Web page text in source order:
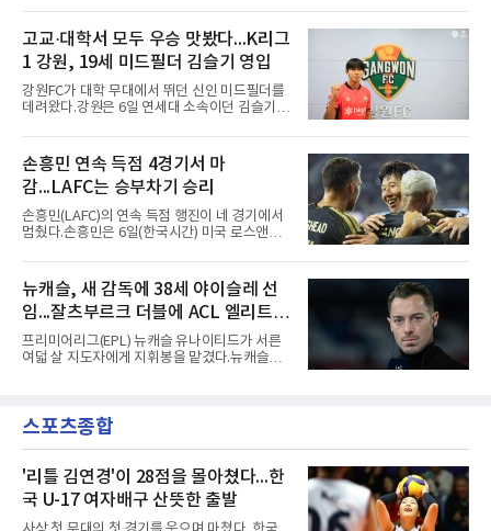
관심을 받았는데, 18개월간 이어진 재계약 협상
이 한때 교착됐기 때문이다. 그러
와 2026 쿠팡플레이 시리즈 친선 경기를 치른다.
구단 소집 명단에 이강인이 포함되면서 변수가
없는 한 그의 첫 출격은 서울이 된다.등번호부터
무게가 실렸다. 이강인은 첫 경기부터 7번을 단
다. 2010년대 팀의 전성기를 이끈 앙투안 그리즈
만이 달았던 번호다.합류 과정은 순탄치 않았다.
스페인으로 건너가려던 그는 병역 특례 행정 절
짧게 호흡을 맞춰 경기에 나선다.역할도 관심사
다. 유려한 탈압박과
고교·대학서 모두 우승 맛봤다...K리그
1 강원, 19세 미드필더 김슬기 영입
강원FC가 대학 무대에서 뛰던 신인 미드필더를
데려왔다.강원은 6일 연세대 소속이던 김슬기
조건을 갖췄다.이력은 우승으로 채워져 있다. 수
원고 시절 주축으로 활약하며 지난해 전국고등
리그와 추계전국고등대회 우승에 기여했고, 올
해 연세대 진학 후에는 춘계한산대첩기대학대회
정상에 올랐다. 2024년에는 17세 이하(U-17) 대
표팀 훈련에도 소집됐다.김슬기는 입단하게 돼
기쁘고 영광이라며 프로 무대에서도 성장해 팀
손흥민 연속 득점 4경기서 마
감...LAFC는 승부차기 승리
손흥민(LAFC)의 연속 득점 행진이 네 경기에서
멈췄다.손흥민은 6일(한국시간) 미국 로스앤젤
컵 리그 페이즈 1차전 치바스 과달라하라(멕시
코)전에 선발 출전했으나 공격포인트 없이 후반
41분 타일러 보이드와 교체됐다. 이날 골을 넣었
다면 공식전 5경기 연속 득점이었다. 다만 메이
저리그사커(MLS)에서 이어온 4경기 연속골 기
록은 유지된다.경기는 팽팽했다. 전반 38분 다비
드 마르티네스의 땅볼 크로스를 드니 부앙가가
으로 골대 오른쪽 하단을 찔러 균형을 맞췄다.승
부는 승부차기로 갈렸다. LAFC는
뉴캐슬, 새 감독에 38세 야이슬레 선
임...잘츠부르크 더블에 ACL 엘리트 2
연패 경력
프리미어리그(EPL) 뉴캐슬 유나이티드가 서른
여덟 살 지도자에게 지휘봉을 맡겼다.뉴캐슬은
럽 축구계에서 가장 촉망받는 젊은 감독을 데려
왔다고 밝혔다.이력은 이른 나이에 쌓였다. 서른
사령탑에 올라 첫 시즌 리그와 컵대회를 동시에
제패했고, 구단 역사상 처음으로 팀을 유럽축구
연맹(UEFA) 챔피언스리그 토너먼트에 올린 뒤
리그 2연패도 달성했다.아시아에서도 성과를 냈
스포츠종합
'리틀 김연경'이 28점을 몰아쳤다...한
국 U-17 여자배구 산뜻한 출발